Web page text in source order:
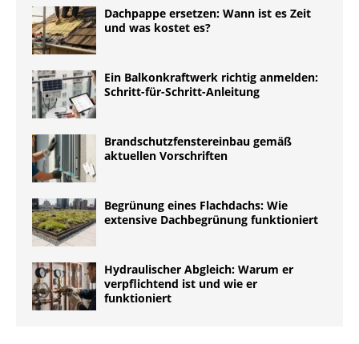
Dachpappe ersetzen: Wann ist es Zeit
und was kostet es?
Ein Balkonkraftwerk richtig anmelden:
Schritt-für-Schritt-Anleitung
Brandschutzfenstereinbau gemäß
aktuellen Vorschriften
Begrünung eines Flachdachs: Wie
extensive Dachbegrünung funktioniert
Hydraulischer Abgleich: Warum er
verpflichtend ist und wie er
funktioniert